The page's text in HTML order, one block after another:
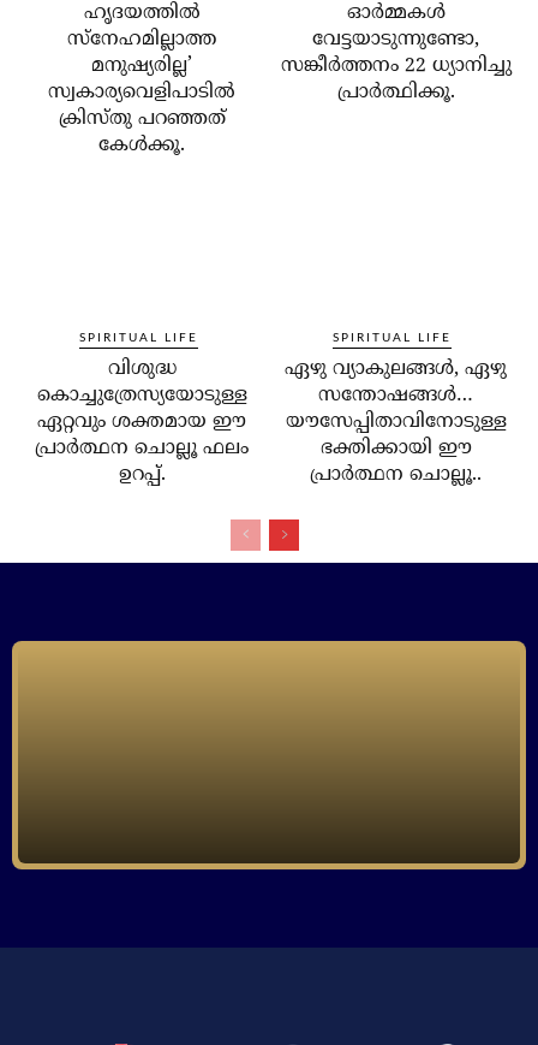
ഹൃദയത്തില്‍
സ്‌നേഹമില്ലാത്ത
മനുഷ്യരില്ല’
സ്വകാര്യവെളിപാടില്‍
ക്രിസ്തു പറഞ്ഞത്
കേള്‍ക്കൂ.
ഓര്‍മ്മകള്‍
വേട്ടയാടുന്നുണ്ടോ,
സങ്കീര്‍ത്തനം 22 ധ്യാനിച്ചു
പ്രാര്‍ത്ഥിക്കൂ.
SPIRITUAL LIFE
വിശുദ്ധ
കൊച്ചുത്രേസ്യയോടുള്ള
ഏറ്റവും ശക്തമായ ഈ
പ്രാര്‍ത്ഥന ചൊല്ലൂ ഫലം
ഉറപ്പ്.
SPIRITUAL LIFE
ഏഴു വ്യാകുലങ്ങള്‍, ഏഴു
സന്തോഷങ്ങള്‍…
യൗസേപ്പിതാവിനോടുള്ള
ഭക്തിക്കായി ഈ
പ്രാര്‍ത്ഥന ചൊല്ലൂ..